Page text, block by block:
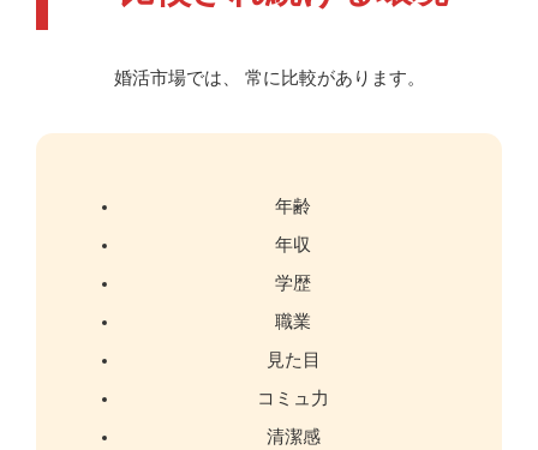
婚活市場では、 常に比較があります。
年齢
年収
学歴
職業
見た目
コミュ力
清潔感